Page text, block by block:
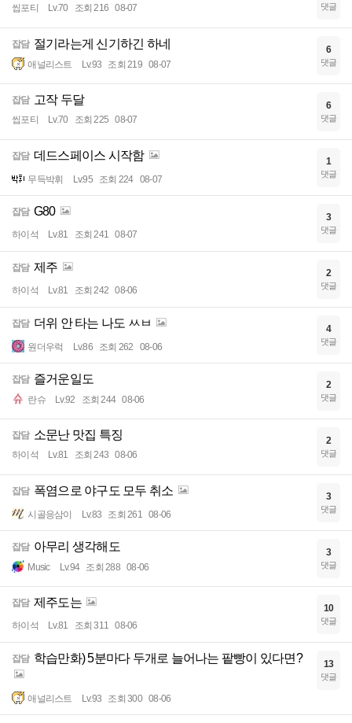
씹포티 Lv.70 조회 216 08-07 댓글
잡담 절기라는게 신기하긴 하네
애널리스트 Lv.93 조회 219 08-07
6
댓글
잡담 고작 두달
씹포티 Lv.70 조회 225 08-07
6
댓글
잡담 데드스페이스 시작함
무득박휘 Lv.95 조회 224 08-07
1
댓글
잡담 G80
하이석 Lv.81 조회 241 08-07
3
댓글
잡담 제주
하이석 Lv.81 조회 242 08-06
2
댓글
잡담 더위 안 타는 나도 ㅆㅂ
원더우럭 Lv.86 조회 262 08-06
4
댓글
잡담 즐거운일도
란슈 Lv.92 조회 244 08-06
2
댓글
잡담 소문난 맛집 특징
하이석 Lv.81 조회 243 08-06
2
댓글
잡담 폭염으로 야구도 모두 취소
시골응삼이 Lv.83 조회 261 08-06
3
댓글
잡담 아무리 생각해도
Music Lv.94 조회 288 08-06
3
댓글
잡담 제주도는
하이석 Lv.81 조회 311 08-06
10
댓글
잡담 학습만화) 5분마다 두개로 늘어나는 팥빵이 있다면?
애널리스트 Lv.93 조회 300 08-06
13
댓글